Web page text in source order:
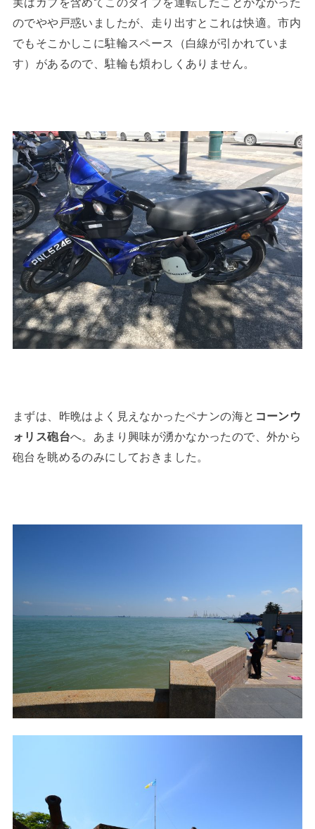
のでやや戸惑いましたが、走り出すとこれは快適。市内
でもそこかしこに駐輪スペース（白線が引かれていま
す）があるので、駐輪も煩わしくありません。
まずは、昨晩はよく見えなかったペナンの海と コーンウ
ォリス砲台へ。あまり興味が湧かなかったので、外から
砲台を眺めるのみにしておきました。